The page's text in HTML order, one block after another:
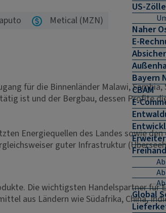
US-
Naher
E-
Bayern
CBAM
E-
Global
Metical (MZN)
für die Binnenländer Malawi,
ist und der Bergbau, dessen Profite
Energiequellen des Landes sowie
guter Infrastruktur
Die wichtigsten Handelspartner für
aus Ländern wie Südafrika, China,